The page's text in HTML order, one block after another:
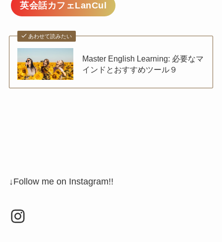
英会話カフェLanCul
あわせて読みたい
Master English Learning: 必要なマ
インドとおすすめツール９
↓Follow me on Instagram!!
Instagram